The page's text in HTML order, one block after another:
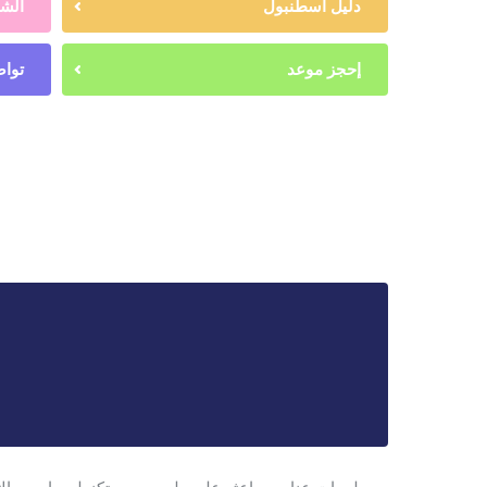
دليل اسطنبول
إحجز موعد